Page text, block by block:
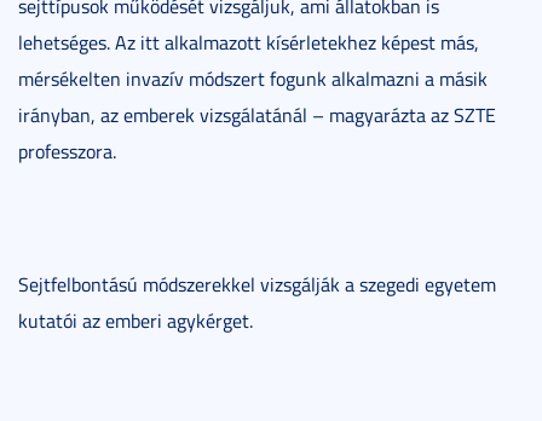
sejttípusok működését vizsgáljuk, ami állatokban is
lehetséges. Az itt alkalmazott kísérletekhez képest más,
mérsékelten invazív módszert fogunk alkalmazni a másik
irányban, az emberek vizsgálatánál – magyarázta az SZTE
professzora.
Sejtfelbontású módszerekkel vizsgálják a szegedi egyetem
kutatói az emberi agykérget.